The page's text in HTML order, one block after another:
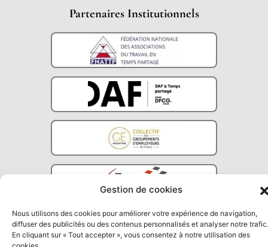
Gestion de cookies
Nous utilisons des cookies pour améliorer votre expérience de navigation,
diffuser des publicités ou des contenus personnalisés et analyser notre trafic.
En cliquant sur « Tout accepter », vous consentez à notre utilisation des
Partenaires Institutionnels